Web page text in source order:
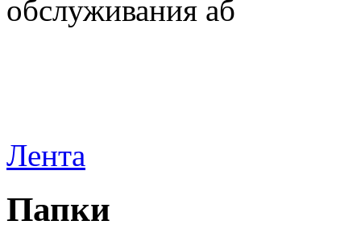
обслуживания аб
Лента
Папки